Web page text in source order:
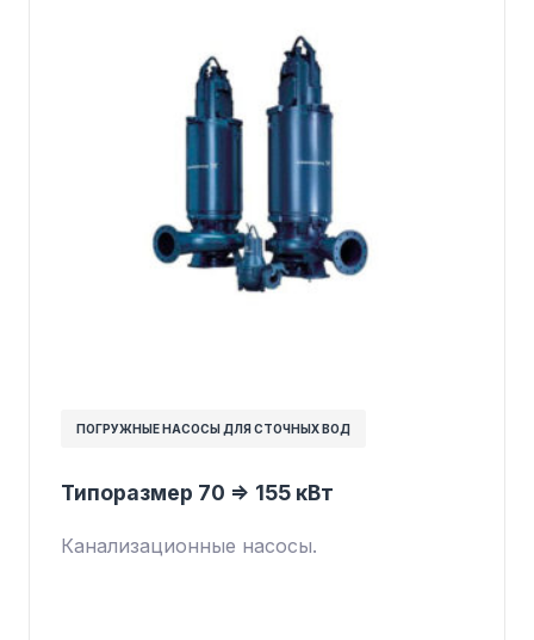
ПОГРУЖНЫЕ НАСОСЫ ДЛЯ СТОЧНЫХ ВОД
Типоразмер 70 => 155 кВт
Канализационные насосы.